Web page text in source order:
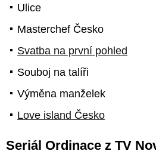
Ulice
Masterchef Česko
Svatba na první pohled
Souboj na talíři
Výměna manželek
Love island Česko
Seriál Ordinace z TV